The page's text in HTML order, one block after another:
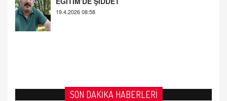
SON DAKİKA HABERLERİ